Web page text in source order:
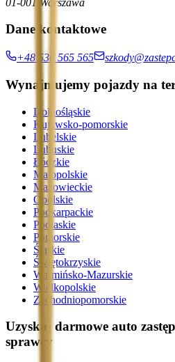
Dane kontaktowe
+48 536 565 565
Wynajmujemy pojazdy na
Dolnośląskie
Kujawsko-pomorskie
Lubelskie
Lubuskie
Łódzkie
Małopolskie
Mazowieckie
Opolskie
Podkarpackie
Podlaskie
Pomorskie
Śląskie
Świętokrzyskie
Warmińsko-Mazurskie
Wielkopolskie
Zachodniopomorskie
Uzyskaj darmowe auto
sprawcy